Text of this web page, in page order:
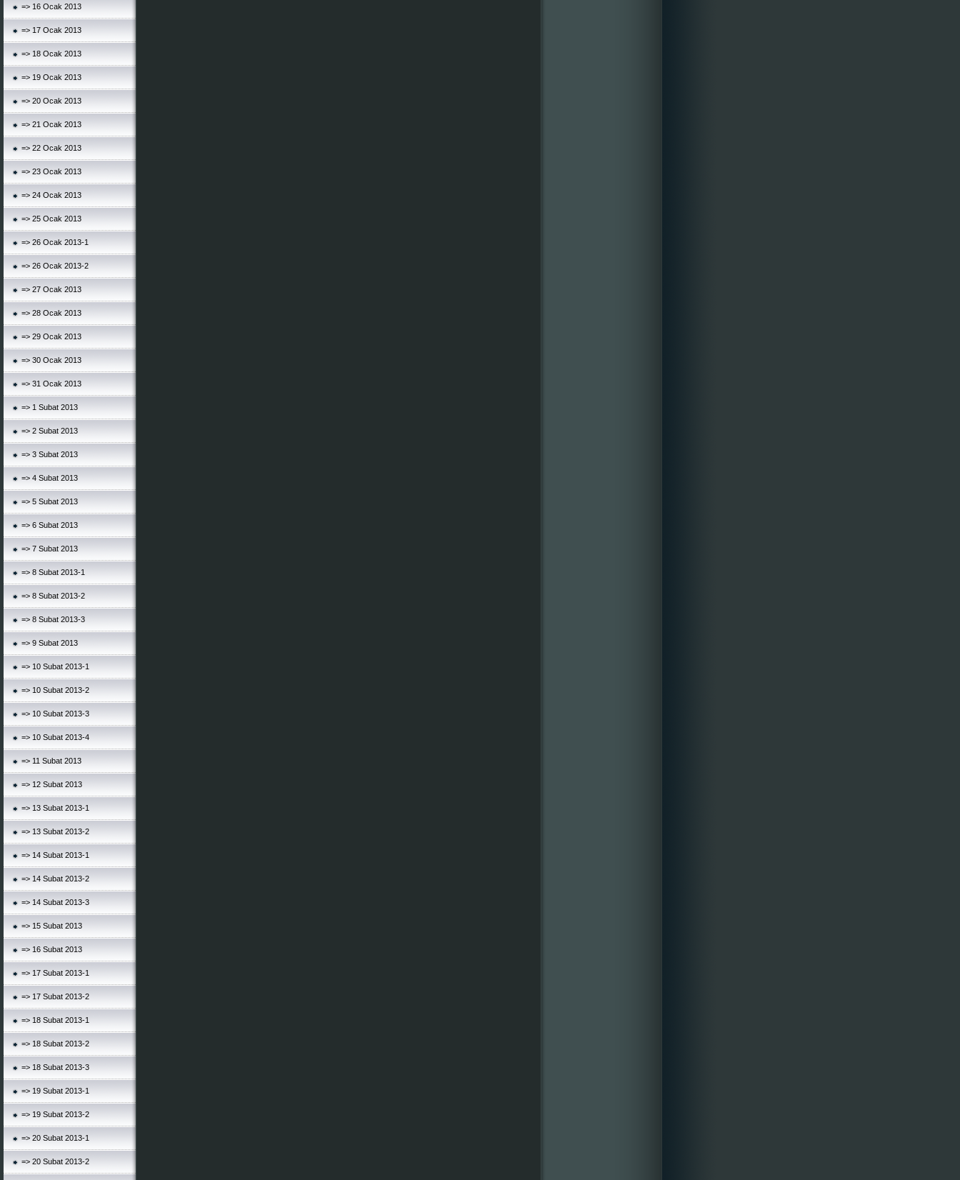
=> 16 Ocak 2013
=> 17 Ocak 2013
=> 18 Ocak 2013
=> 19 Ocak 2013
=> 20 Ocak 2013
=> 21 Ocak 2013
=> 22 Ocak 2013
=> 23 Ocak 2013
=> 24 Ocak 2013
=> 25 Ocak 2013
=> 26 Ocak 2013-1
=> 26 Ocak 2013-2
=> 27 Ocak 2013
=> 28 Ocak 2013
=> 29 Ocak 2013
=> 30 Ocak 2013
=> 31 Ocak 2013
=> 1 Subat 2013
=> 2 Subat 2013
=> 3 Subat 2013
=> 4 Subat 2013
=> 5 Subat 2013
=> 6 Subat 2013
=> 7 Subat 2013
=> 8 Subat 2013-1
=> 8 Subat 2013-2
=> 8 Subat 2013-3
=> 9 Subat 2013
=> 10 Subat 2013-1
=> 10 Subat 2013-2
=> 10 Subat 2013-3
=> 10 Subat 2013-4
=> 11 Subat 2013
=> 12 Subat 2013
=> 13 Subat 2013-1
=> 13 Subat 2013-2
=> 14 Subat 2013-1
=> 14 Subat 2013-2
=> 14 Subat 2013-3
=> 15 Subat 2013
=> 16 Subat 2013
=> 17 Subat 2013-1
=> 17 Subat 2013-2
=> 18 Subat 2013-1
=> 18 Subat 2013-2
=> 18 Subat 2013-3
=> 19 Subat 2013-1
=> 19 Subat 2013-2
=> 20 Subat 2013-1
=> 20 Subat 2013-2